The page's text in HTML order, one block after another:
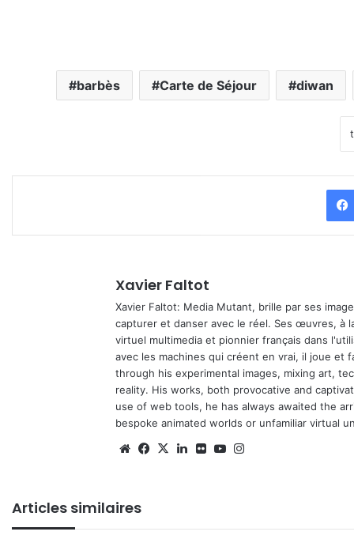
barbès Carte de Séjour diwan
Xavier Faltot
Xavier Faltot: Media Mutant, brille par ses
capturer et danser avec le réel. Ses œuvres, à
virtuel multimedia et pionnier français dans
avec les machines qui créent en vrai, il joue et
through his experimental images, mixing art,
reality. His works, both provocative and
use of web tools, he has always awaited the
bespoke animated worlds or unfamiliar virtual
We Fa
X
Lin Fli Yo
Articles similaires